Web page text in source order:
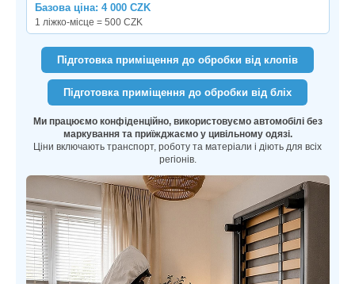
Базова ціна: 4 000 CZK
1 ліжко-місце = 500 CZK
Підготовка приміщення до обробки від клопів
Підготовка приміщення до обробки від бліх
Ми працюємо конфіденційно, використовуємо автомобілі без
маркування та приїжджаємо у цивільному одязі.
Ціни включають транспорт, роботу та матеріали і діють для всіх
регіонів.